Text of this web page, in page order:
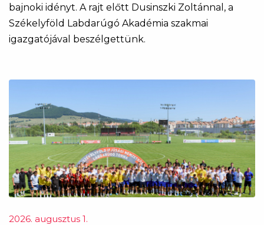
bajnoki idényt. A rajt előtt Dusinszki Zoltánnal, a
Székelyföld Labdarúgó Akadémia szakmai
igazgatójával beszélgettünk.
2026. augusztus 1.